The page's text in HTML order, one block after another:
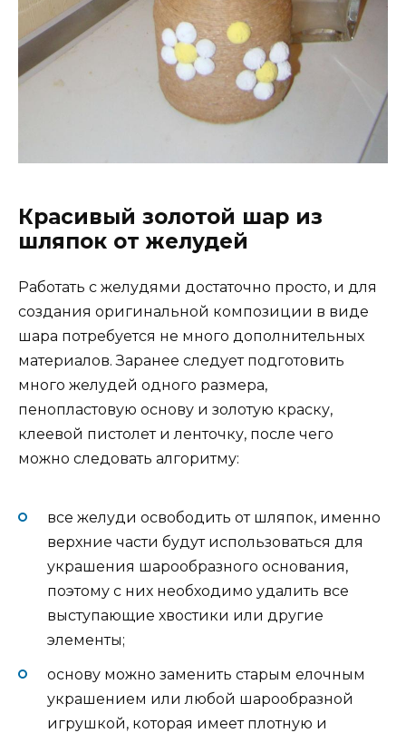
Красивый золотой шар из
шляпок от желудей
Работать с желудями достаточно просто, и для
создания оригинальной композиции в виде
шара потребуется не много дополнительных
материалов. Заранее следует подготовить
много желудей одного размера,
пенопластовую основу и золотую краску,
клеевой пистолет и ленточку, после чего
можно следовать алгоритму:
все желуди освободить от шляпок, именно
верхние части будут использоваться для
украшения шарообразного основания,
поэтому с них необходимо удалить все
выступающие хвостики или другие
элементы;
основу можно заменить старым елочным
украшением или любой шарообразной
игрушкой, которая имеет плотную и